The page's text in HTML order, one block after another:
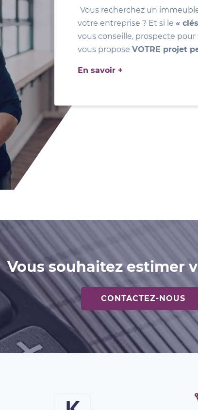
Vous recherchez un
votre entreprise ? Et si le «
vous conseille, prospecte
vous propose VOTRE projet
En savoir +
Vous souhaitez estimer
CONTACTEZ-NOUS